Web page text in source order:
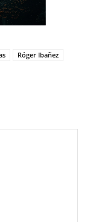
Róger Ibañez